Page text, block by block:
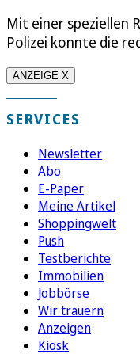
Mit einer speziellen
Polizei konnte die
ANZEIGE X
SERVICES
Newsletter
Abo
E-Paper
Meine Artikel
Shoppingwelt
Push
Testberichte
Immobilien
Jobbörse
Wir trauern
Anzeigen
Kiosk